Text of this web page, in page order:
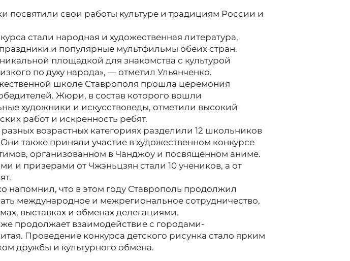
посвятили свои работы культуре и традициям России и
стали народная и художественная литература,
и популярные мультфильмы обеих стран.
площадкой для знакомства с культурой
по духу народа», — отметил Ульянченко.
школе Ставрополя прошла церемония
Жюри, в состав которого вошли
художники и искусствоведы, отметили высокий
работ и искренность ребят.
возрастных категориях разделили 12 школьников
также приняли участие в художественном конкурсе
организованном в Чанджоу и посвященном аниме.
и призерами от Чжэньцзян стали 10 учеников, а от
напомнил, что в этом году Ставрополь продолжил
международное и межрегиональное сотрудничество,
выставках и обменах делегациями.
продолжает взаимодействие с городами-
Проведение конкурса детского рисунка стало ярким
дружбы и культурного обмена.